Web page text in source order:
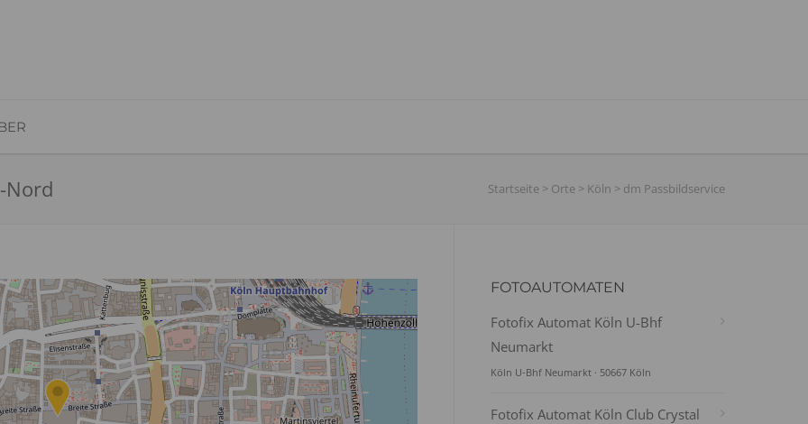
Nord Startseite > Orte > Köln > dm Passbildservice
FOTOAUTOMATEN
Fotofix Automat Köln U-Bhf
Neumarkt
Köln U-Bhf Neumarkt · 50667 Köln
Fotofix Automat Köln Club Crystal